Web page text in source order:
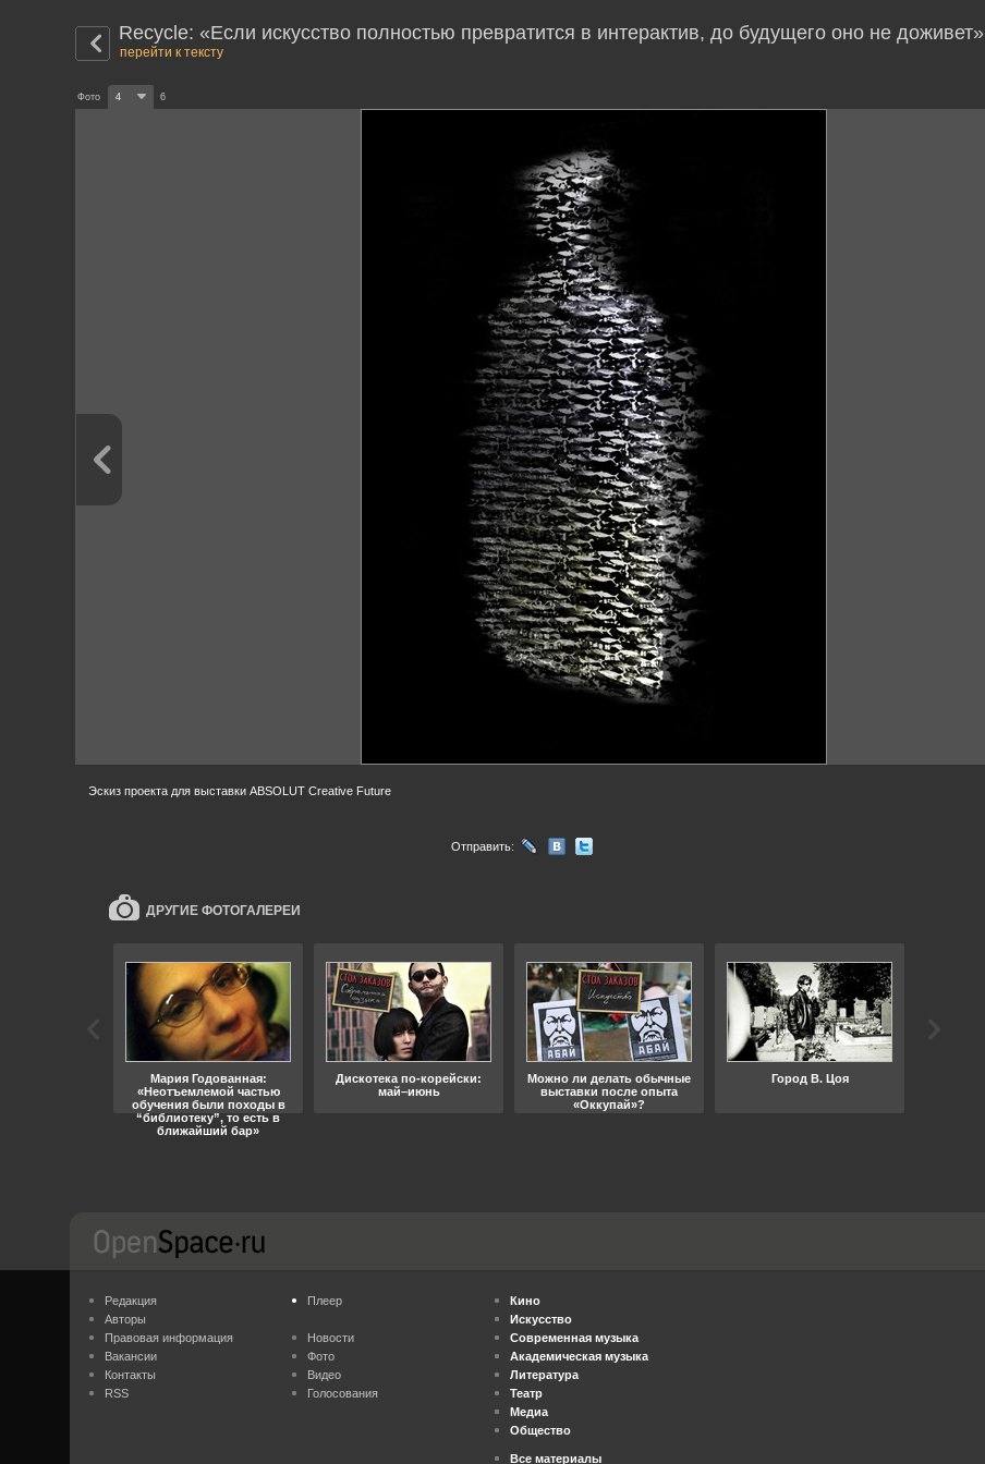
Recycle: «Если искусство полностью превратится в интерактив, до будущего оно не доживет»
перейти к тексту
Фото 4 6
Эскиз проекта для выставки ABSOLUT Creative Future
Отправить:
ДРУГИЕ ФОТОГАЛЕРЕИ
Мария Годованная:
«Неотъемлемой частью
обучения были походы в
“библиотеку”, то есть в
ближайший бар»
Дискотека по-корейски:
май–июнь
Можно ли делать обычные
выставки после опыта
«Оккупай»?
Город В. Цоя
Редакция
Авторы
Правовая информация
Вакансии
Контакты
RSS
Плеер
Новости
Фото
Видео
Голосования
Кино
Искусство
Современная музыка
Академическая музыка
Литература
Театр
Медиа
Общество
Все материалы